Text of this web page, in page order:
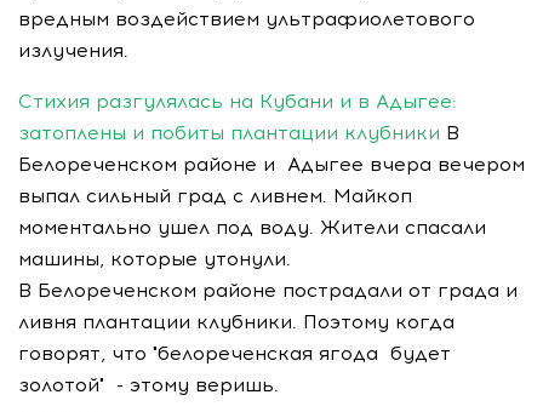
вредным воздействием ультрафиолетового
излучения.
Стихия разгулялась на Кубани и в Адыгее:
затоплены и побиты плантации клубники В
Белореченском районе и Адыгее вчера вечером
выпал сильный град с ливнем. Майкоп
моментально ушел под воду. Жители спасали
машины, которые утонули.
В Белореченском районе пострадали от града и
ливня плантации клубники. Поэтому когда
говорят, что "белореченская ягода будет
золотой" - этому веришь.